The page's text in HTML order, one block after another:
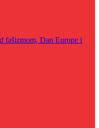
fašizmom, Dan Europe i